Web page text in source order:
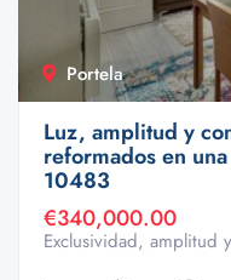
Portela
Luz, amplitud y
reformados en
10483
€340,000.00
Exclusividad, amplitud